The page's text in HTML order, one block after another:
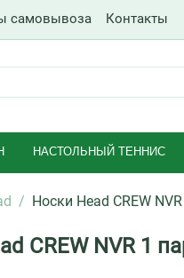
самовывоза Контакты
НАСТОЛЬНЫЙ ТЕННИС
/ Носки Head CREW
CREW NVR 1